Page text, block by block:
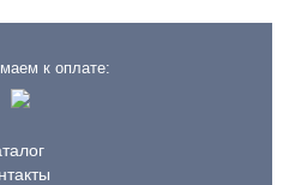
к оплате: